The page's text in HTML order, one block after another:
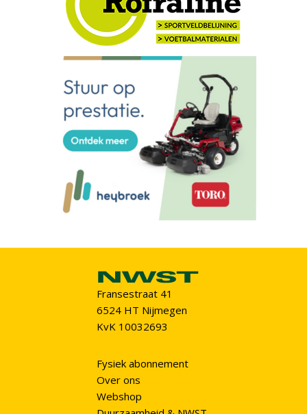
Fransestraat 41
6524 HT Nijmegen
KvK 10032693
Fysiek abonnement
Over ons
Webshop